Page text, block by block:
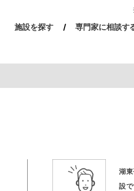
施設を探す 専門家に相談す
湖
設